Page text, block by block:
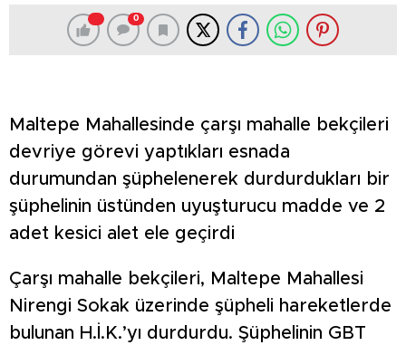
0
Maltepe Mahallesinde çarşı mahalle bekçileri
devriye görevi yaptıkları esnada
durumundan şüphelenerek durdurdukları bir
şüphelinin üstünden uyuşturucu madde ve 2
adet kesici alet ele geçirdi
Çarşı mahalle bekçileri, Maltepe Mahallesi
Nirengi Sokak üzerinde şüpheli hareketlerde
bulunan H.İ.K.’yı durdurdu. Şüphelinin GBT